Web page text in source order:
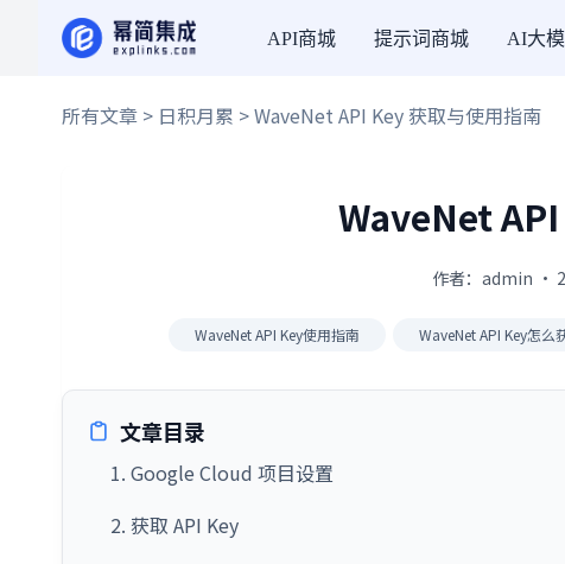
API商城 提示词商城 AI大
所有文章 > 日积月累 > WaveNet API Key 获取与使用指南
WaveNet
作者：admin ·
WaveNet API Key使用指南 WaveNet API Key怎么
文章目录
1. Google Cloud 项目设置
2. 获取 API Key